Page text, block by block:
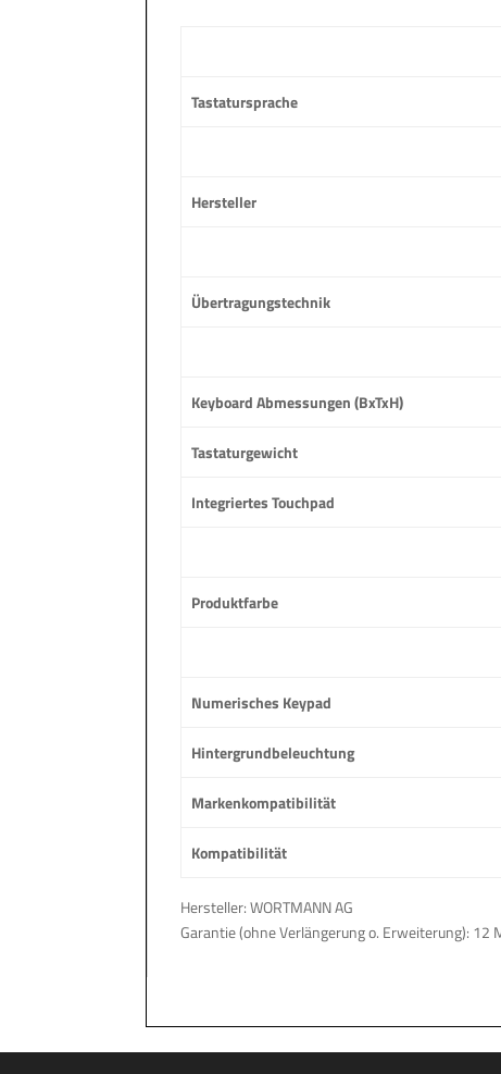
Tastatursprache
Hersteller
Übertragungstechnik
Keyboard Abmessungen (BxTxH)
Tastaturgewicht
Integriertes Touchpad
Produktfarbe
Numerisches Keypad
Hintergrundbeleuchtung
Markenkompatibilität
Kompatibilität
Hersteller: WORTMANN AG
Garantie (ohne Verlängerung o. Erweiterung): 12